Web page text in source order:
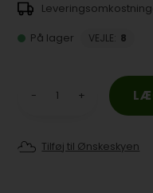
På lager
VEJLE: 8
- +
Tilføj til Ønskeskyen